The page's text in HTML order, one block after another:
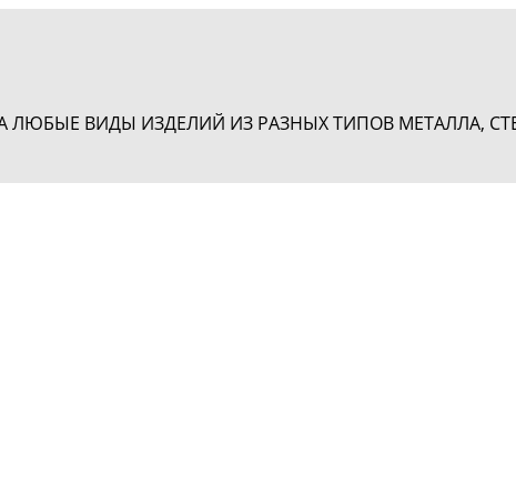
ВИДЫ ИЗДЕЛИЙ ИЗ РАЗНЫХ ТИПОВ МЕТАЛЛА,